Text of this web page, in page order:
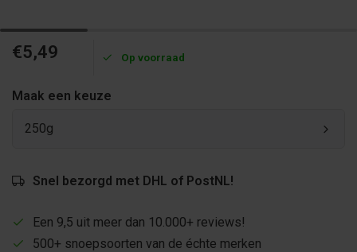
€5,49 Op voorraad
Maak een keuze
250g
Snel bezorgd met DHL of PostNL!
Een 9,5 uit meer dan 10.000+ reviews!
500+ snoepsoorten van de échte merken